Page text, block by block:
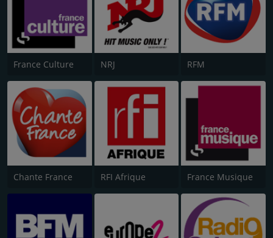
France Culture NRJ RFM
Chante France RFI Afrique France Musique